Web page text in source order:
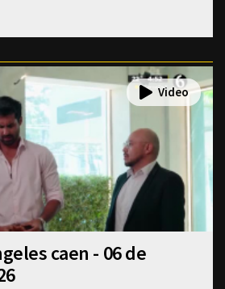
caen - 06 de